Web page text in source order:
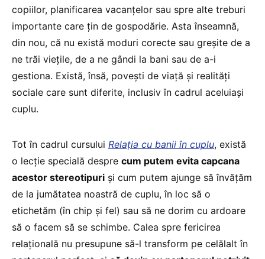
copiilor, planificarea vacanțelor sau spre alte treburi
importante care țin de gospodărie. Asta înseamnă,
din nou, că nu există moduri corecte sau greșite de a
ne trăi viețile, de a ne gândi la bani sau de a-i
gestiona. Există, însă, povești de viață și realități
sociale care sunt diferite, inclusiv în cadrul aceluiași
cuplu.
Tot în cadrul cursului Relația cu banii în cuplu, există
o lecție specială despre cum putem evita capcana
acestor stereotipuri și cum putem ajunge să învățăm
de la jumătatea noastră de cuplu, în loc să o
etichetăm (în chip și fel) sau să ne dorim cu ardoare
să o facem să se schimbe. Calea spre fericirea
relațională nu presupune să-l transform pe celălalt în